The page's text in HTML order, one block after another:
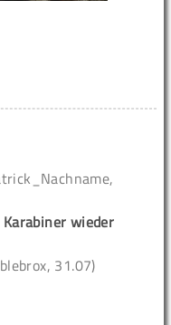
wieder
31.07)